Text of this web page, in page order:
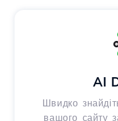
AI
Швидко
вашого сайту